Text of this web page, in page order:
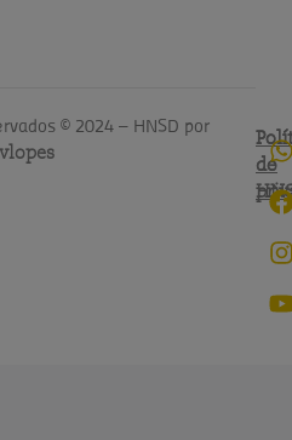
© 2024 – HNSD por
de
do